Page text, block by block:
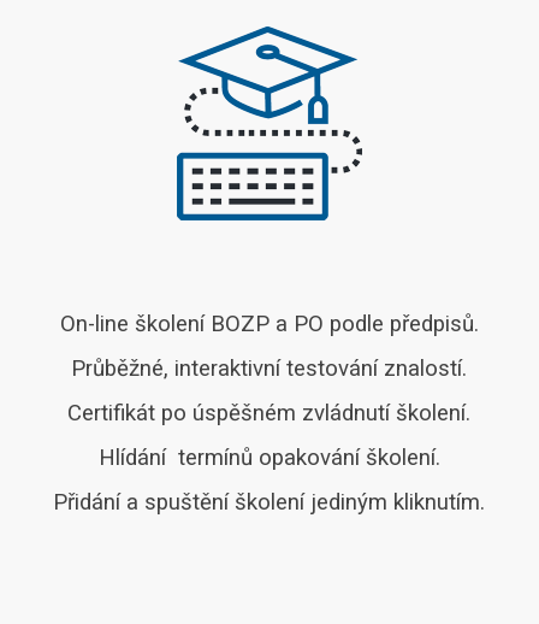
On-line školení BOZP a PO podle předpisů.
Průběžné, interaktivní testování znalostí.
Certifikát po úspěšném zvládnutí školení.
Hlídání termínů opakování školení.
Přidání a spuštění školení jediným kliknutím.